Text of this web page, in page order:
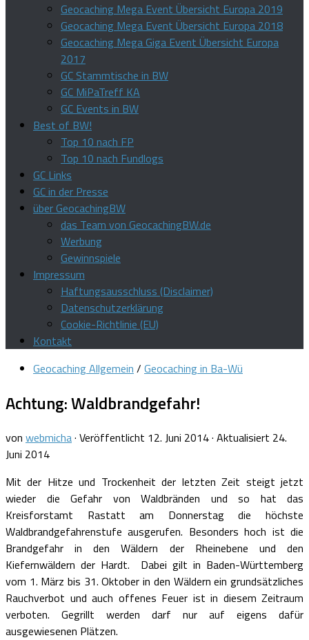
Geocaching Mega Event Übersicht Europa 2019
Geocaching Mega Event Übersicht Europa 2018
Geocaching Mega Giga Event Übersicht Europa
2017
GC Stammtische in BW
GC MiPaTreff KA
GC Events in BW
Best of BW!
Top 10 nach FP
Top 10 nach Fundlogs
GC Links
GC in der Presse
über GeocachingBW
das Team von GeocachingBW.de
Werbung
Gewinnspiele
Impressum
Haftungsausschluss (Disclaimer)
Datenschutzerklärung
Cookie-Richtlinie (EU)
Kontakt
Geocaching Allgemein / Geocaching in Ba-Wü
Achtung: Waldbrandgefahr!
von webmicha· Veröffentlicht 12. Juni 2014· Aktualisiert 24.
Juni 2014
Mit der Hitze und Trockenheit der letzten Zeit steigt jetzt
wieder die Gefahr von Waldbränden und so hat das
Kreisforstamt Rastatt am Donnerstag die höchste
Waldbrandgefahrenstufe ausgerufen. Besonders hoch ist die
Brandgefahr in den Wäldern der Rheinebene und den
Kiefernwäldern der Hardt. Dabei gilt in Baden-Württemberg
vom 1. März bis 31. Oktober in den Wäldern ein grundsätzliches
Rauchverbot und auch offenes Feuer ist in diesem Zeitraum
verboten. Gegrillt werden darf nur auf eigens dafür
ausgewiesenen Plätzen.